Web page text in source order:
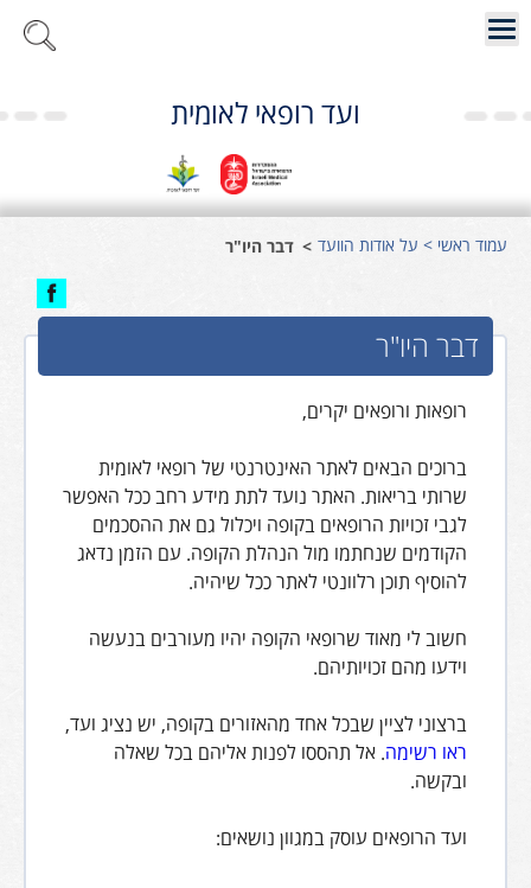
ועד רופאי לאומית
עמוד ראשי> על אודות הוועד דבר היו"ר
דבר היו"ר
רופאות ורופאים יקרים,
ברוכים הבאים לאתר האינטרנטי של רופאי לאומית
שרותי בריאות. האתר נועד לתת מידע רחב ככל האפשר
לגבי זכויות הרופאים בקופה ויכלול גם את ההסכמים
הקודמים שנחתמו מול הנהלת הקופה. עם הזמן נדאג
להוסיף תוכן רלוונטי לאתר ככל שיהיה.
חשוב לי מאוד שרופאי הקופה יהיו מעורבים בנעשה
וידעו מהם זכויותיהם.
ברצוני לציין שבכל אחד מהאזורים בקופה, יש נציג ועד,
ראו רשימה. אל תהססו לפנות אליהם בכל שאלה
ובקשה.
ועד הרופאים עוסק במגוון נושאים: